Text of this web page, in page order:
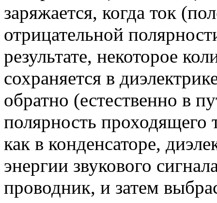
заряжается, когда ток
отрицательной
результате, некоторое
сохраняется в
обратно (естественно в
полярность проходящего
как в конденсаторе,
энергии звукового
проводник, и затем